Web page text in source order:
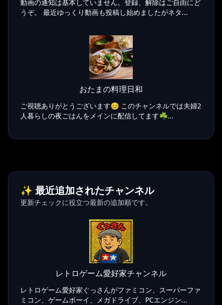
動画の通知は基本していません。登録、解除はご自由にど
うぞ。 最近ゆっくり動画も投稿し始めましたがネタ...
おたまの料理日和
ご視聴ありがとうございます😊 このチャンネルでは夫婦2
人暮らしの夜ごはんをメインに配信してます☘...
✨ 最近追加されたチャンネル
更新チェックに役立つ最新の追加順です。
レトロゲーム愛好家チャンネル
レトロゲーム愛好家ぐっさんがファミコン、スーパーファ
ミコン、ゲームボーイ、メガドライブ、PCエンジン...